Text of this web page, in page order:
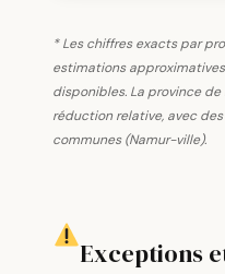
* Les chiffres exacts par
estimations
disponibles. La province
réduction relative, avec
communes (Namur-ville).
Exceptions